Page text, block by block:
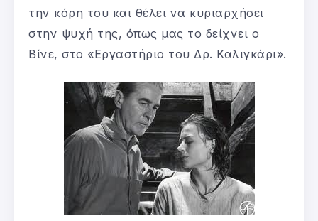
την κόρη του και θέλει να κυριαρχήσει
στην ψυχή της, όπως μας το δείχνει ο
Βίνε, στο «Εργαστήριο του Δρ. Καλιγκάρι».